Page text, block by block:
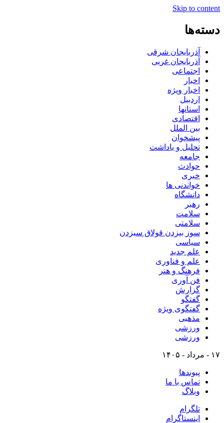
Skip to content
دسته‌ها
آذربایجان شرقی
آذربایجان غربی
اجتماعی
اخبار
اخبار ویژه
اردبیل
استانها
اقتصادی
بین الملل
پیشخوان
تحلیل و یاداشت
جامعه
حوادث
خبری
خواندنی ها
دانشگاه
رهبر
سلامت
سلامتی
سوز بیزدن قولاق سیزدن
سیاسی
علم جدید
علم و فناوری
فرهنگ و هنر
فن آوری
گزارش
گفتگو
گفتگوی ویژه
مذهبی
ورزشی
ورزشی
۱۷ - مرداد - ۱۴۰۵
پیوندها
تماس با ما
وبلاگ
تلگرام
اینستاگرام